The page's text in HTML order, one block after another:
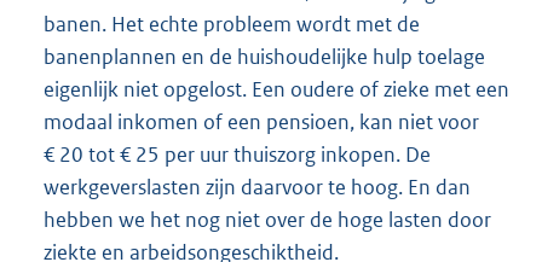
banen. Het echte probleem wordt met de
banenplannen en de huishoudelijke hulp toelage
eigenlijk niet opgelost. Een oudere of zieke met een
modaal inkomen of een pensioen, kan niet voor
€ 20 tot € 25 per uur thuiszorg inkopen. De
werkgeverslasten zijn daarvoor te hoog. En dan
hebben we het nog niet over de hoge lasten door
ziekte en arbeidsongeschiktheid.